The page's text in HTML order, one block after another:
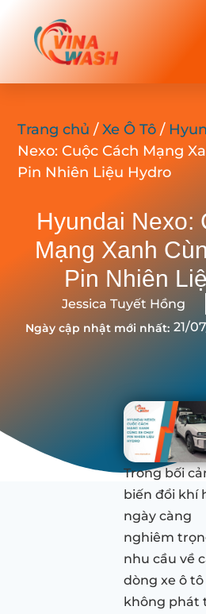
Trang chủ /Xe Ô Tô /
Nexo: Cuộc Cách Mạng
Pin Nhiên Liệu Hydro
Hyundai Nexo:
Mạng Xanh
Pin Nhiên
Jessica Tuyết Hồng
Ngày cập nhật mới nhất: 21/
Trong bối
biến đổi khí
ngày càng
nghiêm
nhu cầu về
dòng xe ô tô
không phát